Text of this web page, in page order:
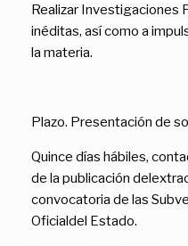
Realizar Investigaciones
inéditas, así como a
la materia.
Plazo. Presentación de
Quince días hábiles,
de la publicación
convocatoria de las
Oficialdel Estado.